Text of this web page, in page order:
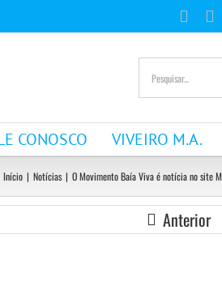
Buscar
resultados
para:
CONOSCO VIVEIRO M.A.
Início | Notícias | O Movimento Baía Viva é notícia no site
Anterior